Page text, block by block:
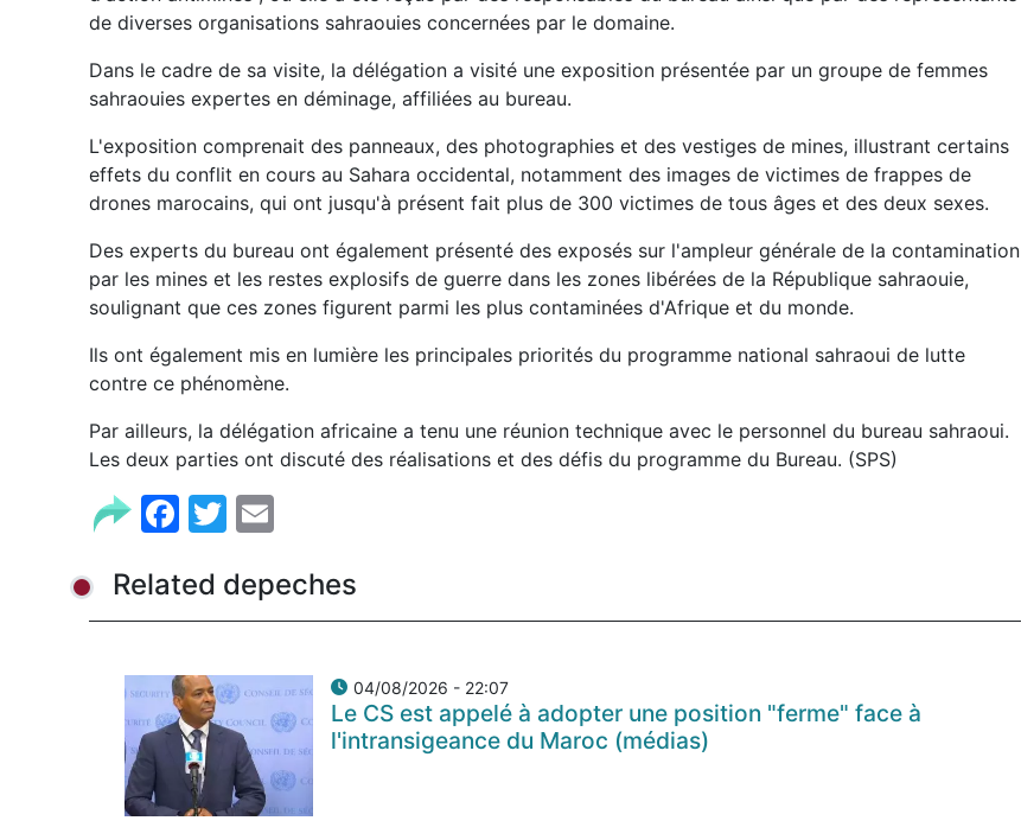
de diverses organisations sahraouies concernées par le domaine.
Dans le cadre de sa visite, la délégation a visité une exposition présentée par un groupe de femmes
sahraouies expertes en déminage, affiliées au bureau.
L'exposition comprenait des panneaux, des photographies et des vestiges de mines, illustrant certains
effets du conflit en cours au Sahara occidental, notamment des images de victimes de frappes de
drones marocains, qui ont jusqu'à présent fait plus de 300 victimes de tous âges et des deux sexes.
Des experts du bureau ont également présenté des exposés sur l'ampleur générale de la contamination
par les mines et les restes explosifs de guerre dans les zones libérées de la République sahraouie,
soulignant que ces zones figurent parmi les plus contaminées d'Afrique et du monde.
Ils ont également mis en lumière les principales priorités du programme national sahraoui de lutte
contre ce phénomène.
Par ailleurs, la délégation africaine a tenu une réunion technique avec le personnel du bureau sahraoui.
Les deux parties ont discuté des réalisations et des défis du programme du Bureau. (SPS)
Facebook
Twitter
Related depeches
04/08/2026 - 22:07
Le CS est appelé à adopter une position "ferme" face à
l'intransigeance du Maroc (médias)